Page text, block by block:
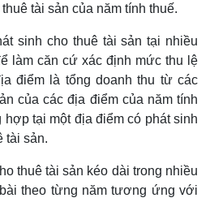
tài sản của năm tính thuế.
sinh cho thuê tài sản tại nhiều
làm căn cứ xác định mức thu lệ
điểm là tổng doanh thu từ các
của các địa điểm của năm tính
tại một địa điểm có phát sinh
tài sản.
thuê tài sản kéo dài trong nhiều
theo từng năm tương ứng với